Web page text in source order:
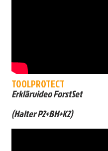
TOOLPROTECT
Erklärvideo ForstSet
(Halter P2+BH+K2)